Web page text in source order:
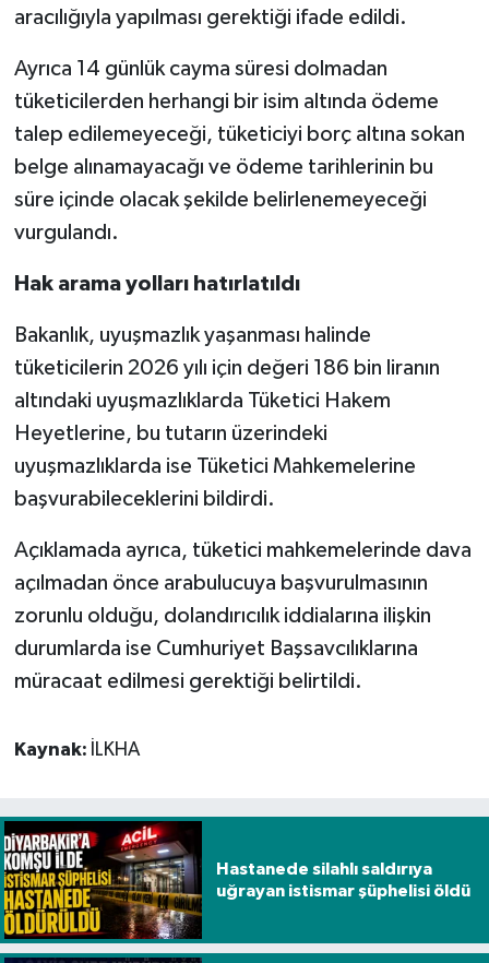
aracılığıyla yapılması gerektiği ifade edildi.
Ayrıca 14 günlük cayma süresi dolmadan
tüketicilerden herhangi bir isim altında ödeme
talep edilemeyeceği, tüketiciyi borç altına sokan
belge alınamayacağı ve ödeme tarihlerinin bu
süre içinde olacak şekilde belirlenemeyeceği
vurgulandı.
Hak arama yolları hatırlatıldı
Bakanlık, uyuşmazlık yaşanması halinde
tüketicilerin 2026 yılı için değeri 186 bin liranın
altındaki uyuşmazlıklarda Tüketici Hakem
Heyetlerine, bu tutarın üzerindeki
uyuşmazlıklarda ise Tüketici Mahkemelerine
başvurabileceklerini bildirdi.
Açıklamada ayrıca, tüketici mahkemelerinde dava
açılmadan önce arabulucuya başvurulmasının
zorunlu olduğu, dolandırıcılık iddialarına ilişkin
durumlarda ise Cumhuriyet Başsavcılıklarına
müracaat edilmesi gerektiği belirtildi.
Kaynak: İLKHA
Hastanede silahlı saldırıya
uğrayan istismar şüphelisi öldü